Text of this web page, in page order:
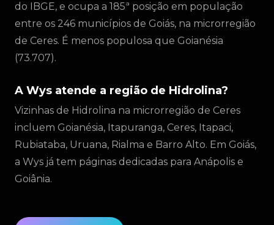
do IBGE, e ocupa a 185ª posição em população
entre os 246 municípios de Goiás, na microrregião
de Ceres. É menos populosa que Goianésia
(73.707).
A Wys atende a região de Hidrolina?
Vizinhas de Hidrolina na microrregião de Ceres
incluem Goianésia, Itapuranga, Ceres, Itapaci,
Rubiataba, Uruana, Rialma e Barro Alto. Em Goiás,
a Wys já tem páginas dedicadas para Anápolis e
Goiânia.